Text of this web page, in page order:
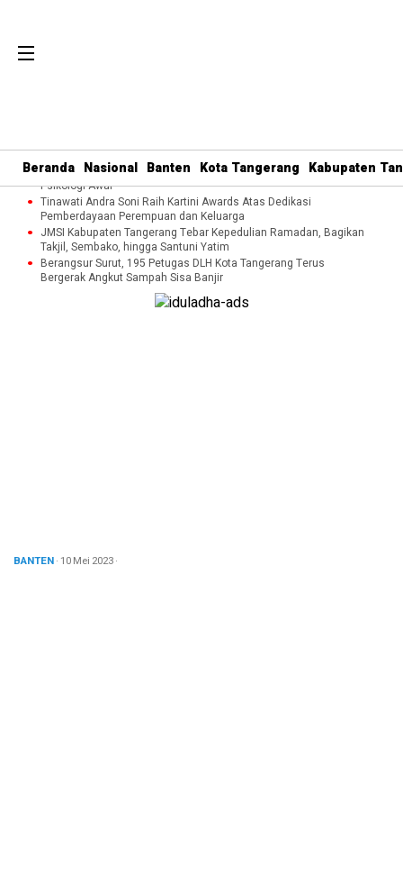
Beranda Nasional Banten Kota Tangerang Kabupaten
Tangsel Bekali Masyarakat Manajemen Stres dan Dukungan
Psikologi Awal
Tinawati Andra Soni Raih Kartini Awards Atas Dedikasi
Pemberdayaan Perempuan dan Keluarga
JMSI Kabupaten Tangerang Tebar Kepedulian Ramadan, Bagikan
Takjil, Sembako, hingga Santuni Yatim
Berangsur Surut, 195 Petugas DLH Kota Tangerang Terus
Bergerak Angkut Sampah Sisa Banjir
BANTEN· 10 Mei 2023·